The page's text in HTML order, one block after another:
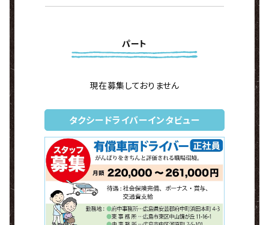
パート
現在募集しておりません
タクシードライバーインタビュー